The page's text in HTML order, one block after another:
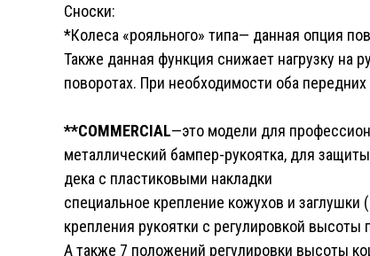
Сноски:
*Колеса «рояльного» типа— данная опция
Также данная функция снижает нагрузку на
поворотах. При необходимости оба
**COMMERCIAL—это модели для
металлический бампер-рукоятка, для
дека с пластиковыми накладки
специальное крепление кожухов и
крепления рукоятки с регулировкой
А также 7 положений регулировки высоты